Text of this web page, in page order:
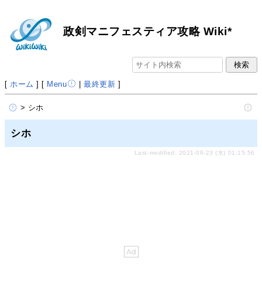
政剣マニフェスティア攻略 Wiki*
[ ホーム ] [ Menu |最終更新 ]
> シホ
シホ
Last-modified: 2021-06-23 (水) 01:15:56